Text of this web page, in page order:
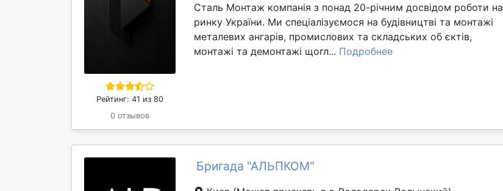
Рейтинг: 41 из 80
0 отзывов
Сталь Монтаж компанія з понад 20-річним досвідом роботи на
ринку України. Ми спеціалізуємося на будівництві та монтажі
металевих ангарів, промислових та складських об єктів,
монтажі та демонтажі щогл... Подробнее
Бригада "АЛЬПКОМ"